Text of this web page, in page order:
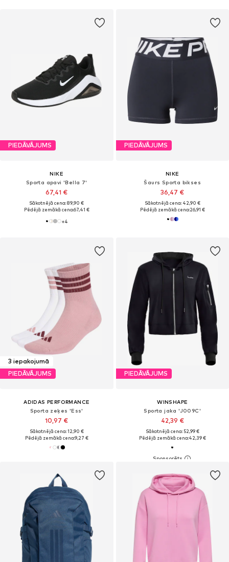
PIEDĀVĀJUMS
NIKE
Sporta apavi 'Bella 7'
67,41 €
Sākotnējā cena: 89,90 €
Pēdējā zemākā cena:67,41 €
+4
PIEDĀVĀJUMS
NIKE
Šaurs Sporta bikses
36,47 €
Sākotnējā cena: 42,90 €
Pēdējā zemākā cena:26,91 €
3 iepakojumā
PIEDĀVĀJUMS
ADIDAS PERFORMANCE
Sporta zeķes 'Ess'
10,97 €
Sākotnējā cena: 12,90 €
Pēdējā zemākā cena:9,27 €
PIEDĀVĀJUMS
WINSHAPE
Sporta jaka 'J009C'
42,39 €
Sākotnējā cena: 52,99 €
Pēdējā zemākā cena:42,39 €